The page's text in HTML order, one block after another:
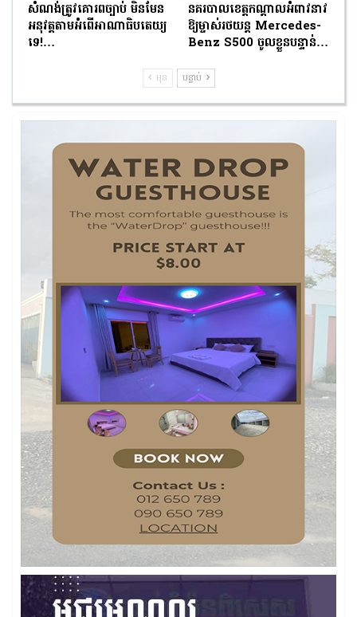
សំណង់ត្រូវគោរពច្បាប់ មិនមែន
អនុវត្តតាមអំពើអាណាធិបតេយ្យ
ទេ!…
នគរបាលខេត្តកណ្តាលអំពាវនាវ
ឱ្យម្ចាស់រថយន្ត Mercedes-
Benz S500 ចូលខ្លួនបន្ទាន់…
មុន បន្ទាប់